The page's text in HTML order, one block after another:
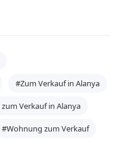
#Zum Verkauf in Alanya
Verkauf in Alanya
#Wohnung zum Verkauf